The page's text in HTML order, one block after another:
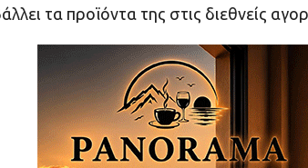
τα προϊόντα της στις διεθνείς